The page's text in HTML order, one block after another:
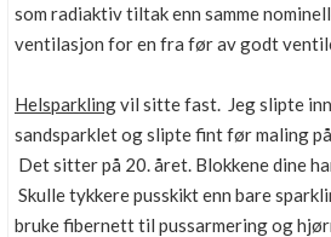
som radiaktiv tiltak enn samme
ventilasjon for en fra før av godt
Helsparklingvil sitte fast. Jeg slipte
sandsparklet og slipte fint før maling
Det sitter på 20. året. Blokkene dine
Skulle tykkere pusskikt enn bare
bruke fibernett til pussarmering og